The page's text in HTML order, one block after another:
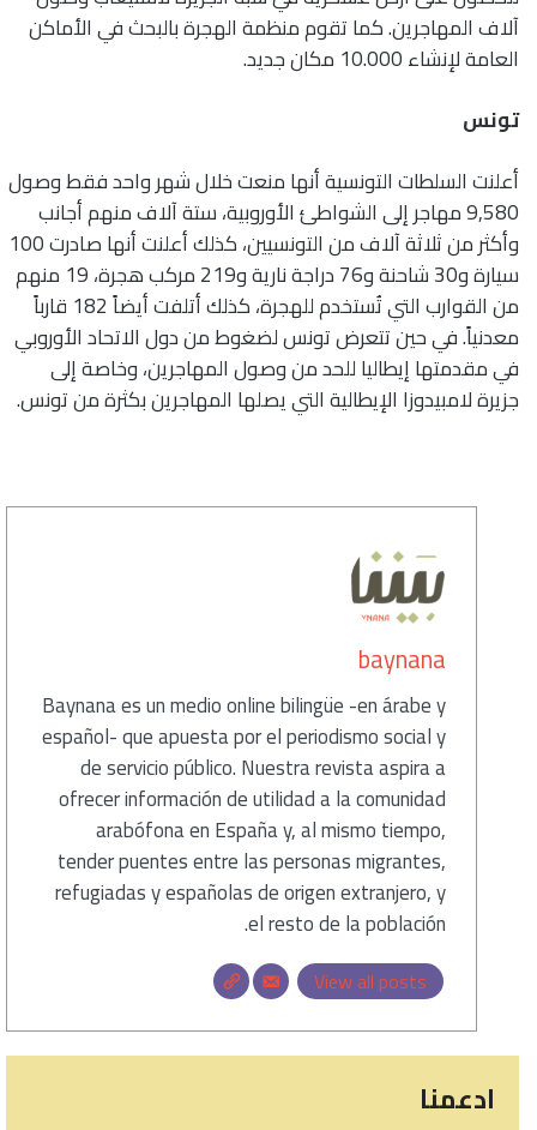
آلاف المهاجرين. كما تقوم منظمة الهجرة بالبحث في الأماكن
العامة لإنشاء 10.000 مكان جديد.
تونس
أعلنت السلطات التونسية أنها منعت خلال شهر واحد فقط وصول
9,580 مهاجر إلى الشواطئ الأوروبية، ستة آلاف منهم أجانب
وأكثر من ثلاثة آلاف من التونسيين، كذلك أعلنت أنها صادرت 100
سيارة و30 شاحنة و76 دراجة نارية و219 مركب هجرة، 19 منهم
من القوارب التي تُستخدم للهجرة، كذلك أتلفت أيضاً 182 قارباً
معدنياً. في حين تتعرض تونس لضغوط من دول الاتحاد الأوروبي
في مقدمتها إيطاليا للحد من وصول المهاجرين، وخاصة إلى
جزيرة لامبيدوزا الإيطالية التي يصلها المهاجرين بكثرة من تونس.
baynana
Baynana es un medio online bilingüe -en árabe y
español- que apuesta por el periodismo social y
de servicio público. Nuestra revista aspira a
ofrecer información de utilidad a la comunidad
arabófona en España y, al mismo tiempo,
tender puentes entre las personas migrantes,
refugiadas y españolas de origen extranjero, y
el resto de la población.
View all posts
ادعمنا